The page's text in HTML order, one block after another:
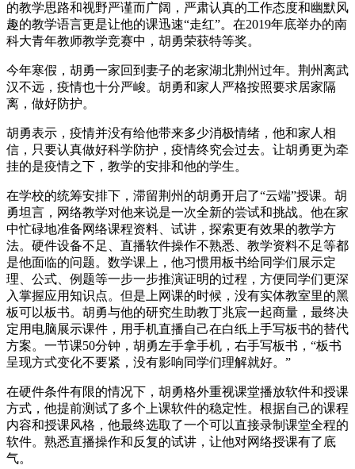
的教学思路和视野严谨而广阔，严肃认真的工作态度和幽默风
趣的教学语言更是让他的课迅速“走红”。在2019年底举办的南
科大青年教师教学竞赛中，胡勇荣获特等奖。
今年寒假，胡勇一家回到妻子的老家湖北荆州过年。荆州离武
汉不远，疫情也十分严峻。胡勇和家人严格按照要求居家隔
离，做好防护。
胡勇表示，疫情并没有给他带来多少消极情绪，他和家人相
信，只要认真做好科学防护，疫情终究会过去。让胡勇更为牵
挂的是疫情之下，教学的安排和他的学生。
在学校的统筹安排下，滞留荆州的胡勇开启了“云端”授课。胡
勇坦言，网络教学对他来说是一次全新的尝试和挑战。他在家
中忙碌地准备网络课程资料、试讲，探索更有效果的教学方
法。硬件设备不足、直播软件操作不熟悉、教学资料不足等都
是他面临的问题。数学课上，他习惯用板书给同学们展示定
理、公式、例题等一步一步推演证明的过程，方便同学们更深
入掌握应用知识点。但是上网课的时候，没有实体教室里的黑
板可以板书。胡勇与他的研究生助教丁兆宸一起商量，最终决
定用电脑展示课件，用手机直播自己在白纸上手写板书的替代
方案。一节课50分钟，胡勇左手拿手机，右手写板书，“板书
呈现方式变化不要紧，没有影响同学们理解就好。”
在硬件条件有限的情况下，胡勇格外重视课堂播放软件和授课
方式，他提前测试了多个上课软件的稳定性。根据自己的课程
内容和授课风格，他最终选取了一个可以直接录制课堂全程的
软件。熟悉直播操作和反复的试讲，让他对网络授课有了底
气。